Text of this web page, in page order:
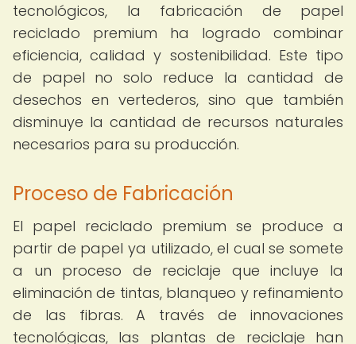
tecnológicos, la fabricación de papel
reciclado premium ha logrado combinar
eficiencia, calidad y sostenibilidad. Este tipo
de papel no solo reduce la cantidad de
desechos en vertederos, sino que también
disminuye la cantidad de recursos naturales
necesarios para su producción.
Proceso de Fabricación
El papel reciclado premium se produce a
partir de papel ya utilizado, el cual se somete
a un proceso de reciclaje que incluye la
eliminación de tintas, blanqueo y refinamiento
de las fibras. A través de innovaciones
tecnológicas, las plantas de reciclaje han